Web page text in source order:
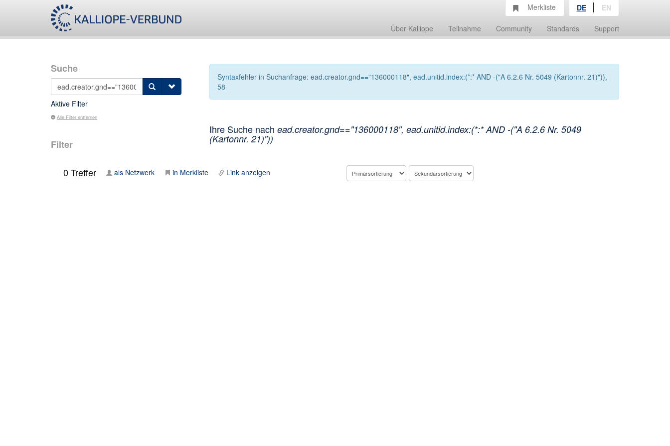
Über Kalliope Teilnahme Community Standards Support
Merkliste DE EN
Suche
Aktive Filter
Alle Filter entfernen
Filter
Syntaxfehler in Suchanfrage: ead.creator.gnd=="136000118", ead.unitid.index:(*:* AND -("A 6.2.6 Nr. 5049 (Kartonnr. 21)")),
58
Ihre Suche nach ead.creator.gnd=="136000118", ead.unitid.index:(*:* AND -("A 6.2.6 Nr. 5049
(Kartonnr. 21)"))
0Treffer als Netzwerk in Merkliste Link anzeigen